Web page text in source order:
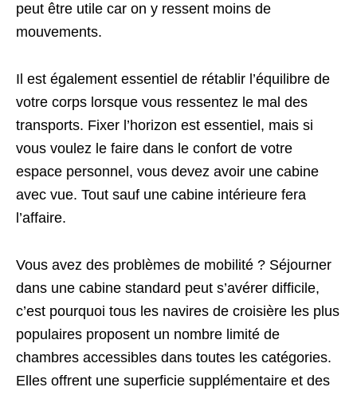
peut être utile car on y ressent moins de
mouvements.
Il est également essentiel de rétablir l’équilibre de
votre corps lorsque vous ressentez le mal des
transports. Fixer l’horizon est essentiel, mais si
vous voulez le faire dans le confort de votre
espace personnel, vous devez avoir une cabine
avec vue. Tout sauf une cabine intérieure fera
l’affaire.
Vous avez des problèmes de mobilité ? Séjourner
dans une cabine standard peut s’avérer difficile,
c’est pourquoi tous les navires de croisière les plus
populaires proposent un nombre limité de
chambres accessibles dans toutes les catégories.
Elles offrent une superficie supplémentaire et des